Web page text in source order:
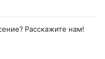
Расскажите нам!